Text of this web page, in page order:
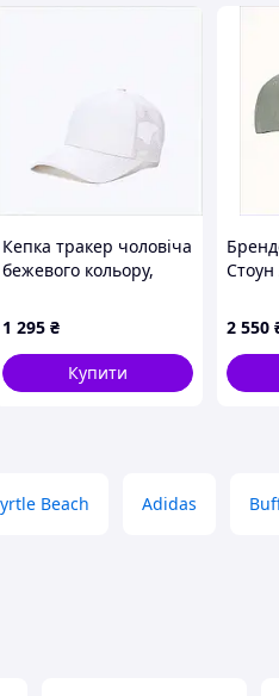
Кепка тракер чоловіча
бежевого кольору,
1 295 ₴
Купити
2 550
Beach Adidas